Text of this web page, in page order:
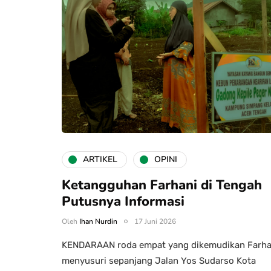
ARTIKEL OPINI
Ketangguhan Farhani di Tengah
Putusnya Informasi
Oleh Ihan Nurdin 17 Juni 2026
KENDARAAN roda empat yang dikemudikan
menyusuri sepanjang Jalan Yos Sudarso Kota